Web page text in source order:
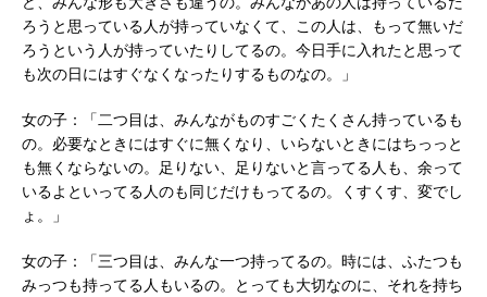
ろうと思っている人が持っていなくて、この人は、もって無いだ
ろうという人が持っていたりしてるの。今日手に入れたと思って
も次の日にはすぐなくなったりするものなの。」
女の子：「二つ目は、みんながものすごくたくさん持っているも
の。必要なときにはすぐに無くなり、いらないときにはちっっと
も無くならないの。足りない、足りないと言ってる人も、余って
いるよといってる人のも同じだけもってるの。くすくす、変でし
ょ。」
女の子：「三つ目は、みんな一つ持ってるの。時には、ふたつも
みっつも持ってる人もいるの。とっても大切なのに、それを持ち